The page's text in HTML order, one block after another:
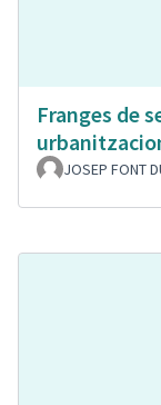
Franges de
JOSEP FONT